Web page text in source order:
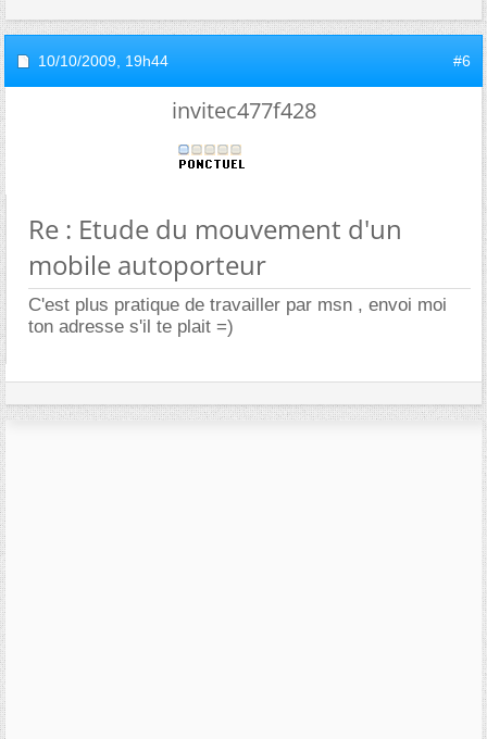
10/10/2009, 19h44 #6
invitec477f428
Re : Etude du mouvement d'un
mobile autoporteur
C'est plus pratique de travailler par msn , envoi moi
ton adresse s'il te plait =)